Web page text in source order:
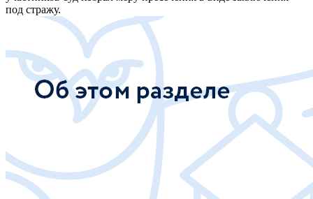
под стражу.